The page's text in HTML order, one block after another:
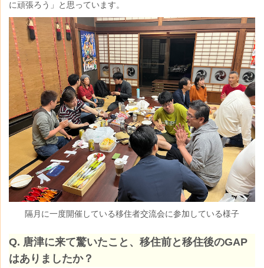
に頑張ろう」と思っています。
隔月に一度開催している移住者交流会に参加している様子
Q. 唐津に来て驚いたこと、移住前と移住後のGAP
はありましたか？